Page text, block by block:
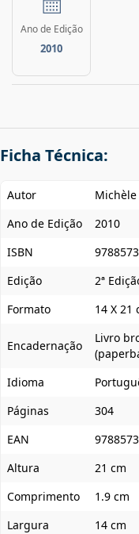
Ano de Edição
2010
Ficha Técnica:
Autor
Ano de Edição
2010
ISBN
Edição
2ª
Formato
14 X 21
Encadernação
Livro
Idioma
Páginas
304
EAN
Altura
21 cm
Comprimento
1.9 cm
Largura
14 cm